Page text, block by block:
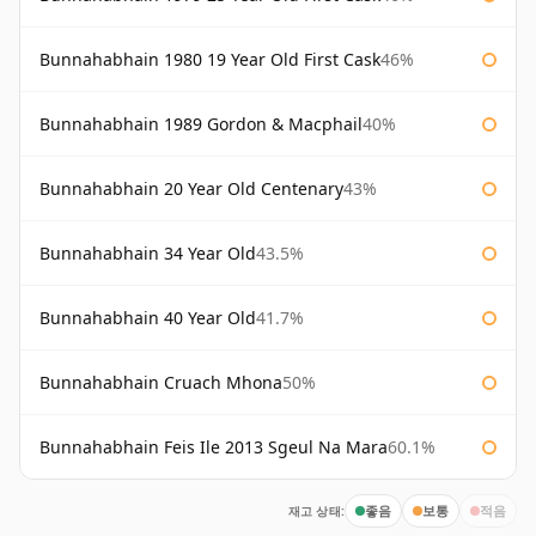
Bunnahabhain 1980 19 Year Old First Cask46%
Bunnahabhain 1989 Gordon & Macphail40%
Bunnahabhain 20 Year Old Centenary43%
Bunnahabhain 34 Year Old43.5%
Bunnahabhain 40 Year Old41.7%
Bunnahabhain Cruach Mhona50%
Bunnahabhain Feis Ile 2013 Sgeul Na Mara60.1%
재고 상태: 좋음 보통 적음